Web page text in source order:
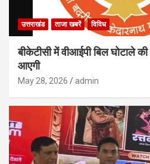
उत्तराखंड ताजा खबरें विविध
बीकेटीसी में वीआईपी बिल घोटाले की
आएगी
May 28, 2026 admin